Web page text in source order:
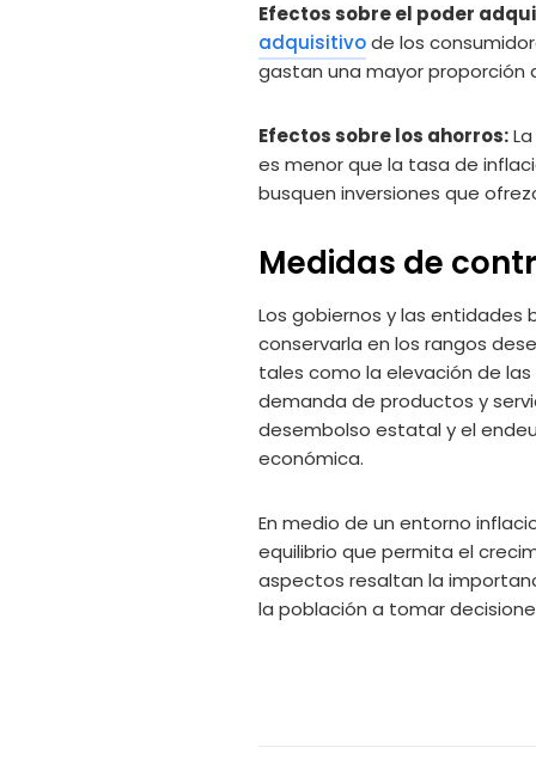
Efectos sobre el poder
adquisitivode los
gastan una mayor proporción
Efectos sobre los ahorros:
es menor que la tasa de
busquen inversiones que
Medidas de
Los gobiernos y las entidades
conservarla en los rangos
tales como la elevación de
demanda de productos y
desembolso estatal y el
económica.
En medio de un entorno
equilibrio que permita el
aspectos resaltan la
la población a tomar